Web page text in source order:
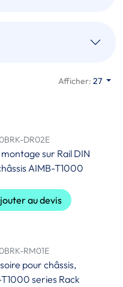
Afficher:27
DR02E
sur Rail DIN
AIMB-T1000
au devis
RM01E
pour châssis,
series Rack